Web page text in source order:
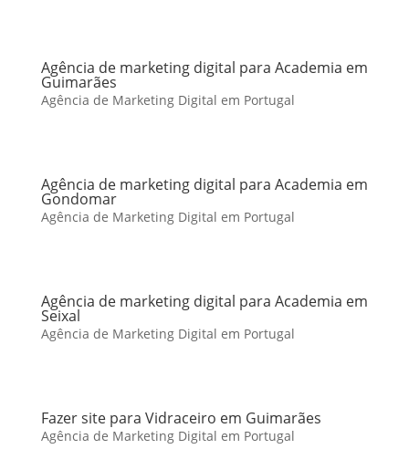
Agência de marketing digital para Academia em
Guimarães
Agência de Marketing Digital em Portugal
Agência de marketing digital para Academia em
Gondomar
Agência de Marketing Digital em Portugal
Agência de marketing digital para Academia em
Seixal
Agência de Marketing Digital em Portugal
Fazer site para Vidraceiro em Guimarães
Agência de Marketing Digital em Portugal